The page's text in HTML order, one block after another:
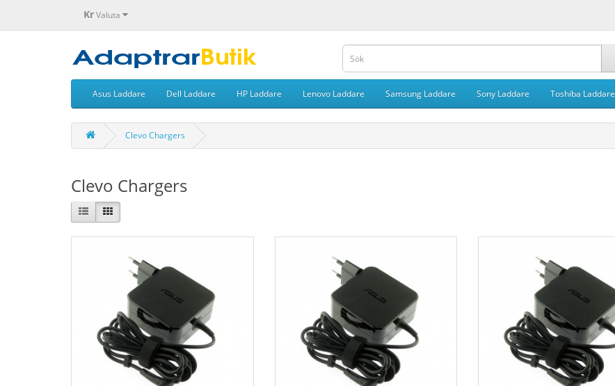
KrValuta
Asus Laddare Dell Laddare HP Laddare Lenovo Laddare Samsung Laddare Sony Laddare Toshiba Laddare
Clevo Chargers
Clevo Chargers